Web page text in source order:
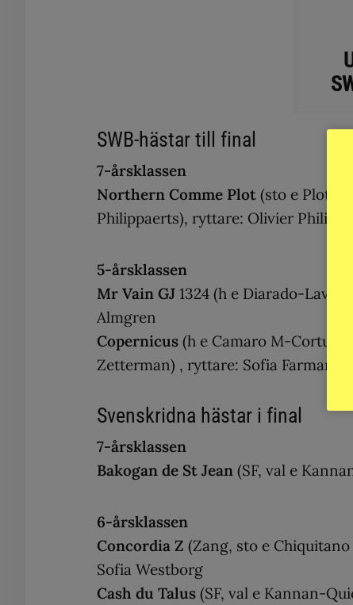
SWB-hästar till final
7-årsklassen
Northern Comme Plot (sto e Plot
Philippaerts), ryttare: Olivier
5-årsklassen
Mr Vain GJ 1324 (h e Diarado-
Almgren
Copernicus (h e Camaro M-Cortus,
Zetterman) , ryttare: Sofia Farman
Svenskridna hästar i final
7-årsklassen
Bakogan de St Jean (SF, val e
6-årsklassen
Concordia Z (Zang, sto e
Sofia Westborg
Cash du Talus (SF, val e Kannan-